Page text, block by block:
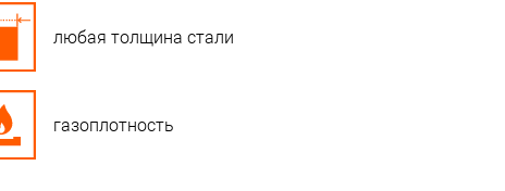
любая толщина стали
газоплотность